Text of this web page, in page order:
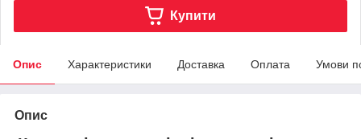
Купити
Опис Характеристики Доставка Оплата Умови
Опис